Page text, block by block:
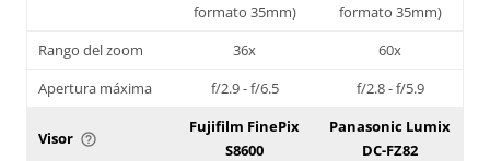
formato 35mm)
formato 35mm)
Rango del zoom
36x
60x
Apertura máxima
f/2.9 - f/6.5 f/2.8 - f/5.9
Visor help_outline
Fujifilm FinePix
S8600
Panasonic Lumix
DC-FZ82